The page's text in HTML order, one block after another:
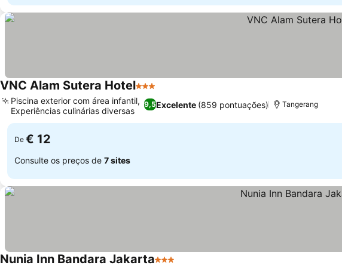
VNC Alam Sutera Hotel3 Estrelas
9,5Excelente (859 pontuações)
Piscina exterior com área infantil,
Experiências culinárias diversas
Tangerang
De € 12
Consulte os preços de 7 sites
Nunia Inn Bandara Jakarta